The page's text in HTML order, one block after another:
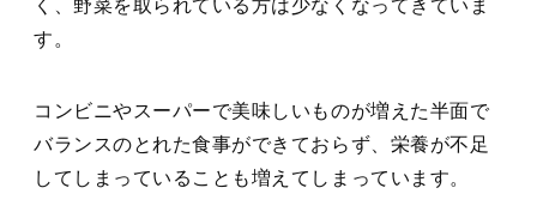
く、野菜を取られている方は少なくなってきていま
す。
コンビニやスーパーで美味しいものが増えた半面で
バランスのとれた食事ができておらず、栄養が不足
してしまっていることも増えてしまっています。